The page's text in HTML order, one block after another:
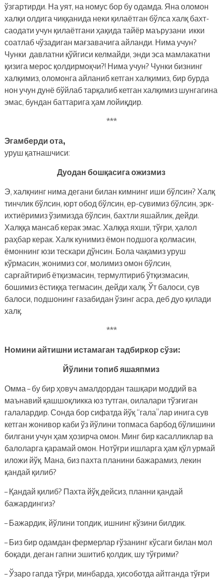
ўзгартирди. На уят, на номус бор бу одамда. Яна оломон
халқи олдига чиққанида неки қилаётган бўлса халқ бахт-
саодати учун қилаётгани ҳақида тайёр маърузани икки
соатлаб чўзадиган мағзавачига айланди. Нима учун?
Чунки давлатни қўйгиси келмайди, энди эса мамлакатни
қизига мерос қолдирмоқчи?! Нима учун? Чунки бизнинг
халқимиз, оломонга айланиб кетган халқимиз, бир бурда
нон учун дунё бўйлаб тарқалиб кетган халқимиз шунгагина
эмас, бундан баттарига ҳам лойиқдир.
***
Эгамберди ота,
уруш қатнашчиси:
Дуодан бошқасига ожизмиз
Э, халқнинг нима дегани билан кимнинг иши бўлсин? Халқ
тинчлик бўлсин, юрт обод бўлсин, ер-сувимиз бўлсин, эрк-
ихтиёримиз ўзимизда бўлсин, бахтли яшайлик, дейди.
Халққа мансаб керак эмас. Халққа яхши, тўғри, ҳалол
раҳбар керак. Халк кунимиз ёмон подшога қолмасин,
ёмоннинг юзи тескари дўнсин. Бола чақамиз уруш
кўрмасин, жонимиз соғ, молимиз омон бўлсин,
сарғайтириб ётқизмасин, термултириб ўтқизмасин,
бошимиз ёстиққа тегмасин, дейди халқ. Ўт балоси, сув
балоси, подшонинг ғазабидан ўзинг асра, деб дуо қилади
халқ.
***
Номини айтишни истамаган тадбиркор сўзи:
Йўлини топиб яшаяпмиз
Омма – бу бир ҳовуч амалдордан ташқари моддий ва
маънавий қашшоқликка юз тутган, оилалари тўзғиган
галалардир. Сонда бор сифатда йўқ “гала”лар инига сув
кетган жонивор каби ўз йўлини топмаса барбод бўлишини
билгани учун ҳам ҳозирча омон. Минг бир касалликлар ва
балоларга қарамай омон. Нотўғри ишларга ҳам қўл урмай
иложи йўқ. Мана, биз пахта планини бажарамиз, лекин
қандай қилиб?
– Қандай қилиб? Пахта йўқ дейсиз, планни қандай
бажардингиз?
– Бажардик, йўлини топдик, ишнинг кўзини билдик.
– Биз бир одамдан фермерлар ғўзанинг кўсаги билан мол
боқади, деган гапни эшитиб қолдик, шу тўғрими?
– Ўзаро гапда тўғри, минбарда, ҳисоботда айтганда тўғри